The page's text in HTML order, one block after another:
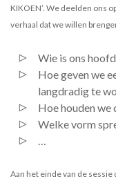
KIKOEN’. We deelden ons
verhaal dat we willen
Wie is ons
Hoe geven we
langdradig te
Hoe houden we
Welke vorm
…
Aan het einde van de